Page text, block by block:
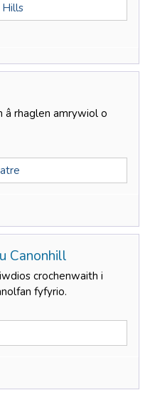
Hills
â rhaglen amrywiol o
Canonhill
crochenwaith i
fyfyrio.